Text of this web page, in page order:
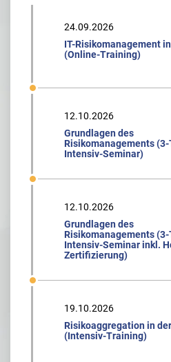
24.09.2026
IT-Risikomanagement
(Online-Training)
12.10.2026
Grundlagen des
Risikomanagements (3-
Intensiv-Seminar)
12.10.2026
Grundlagen des
Risikomanagements (3-
Intensiv-Seminar inkl.
Zertifizierung)
19.10.2026
Risikoaggregation in
(Intensiv-Training)